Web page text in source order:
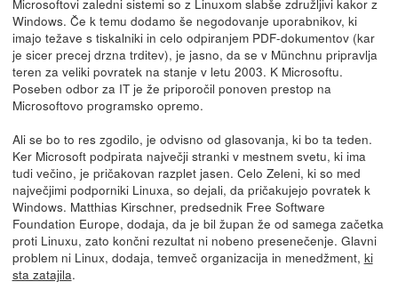
Microsoftovi zaledni sistemi so z Linuxom slabše združljivi kakor z
Windows. Če k temu dodamo še negodovanje uporabnikov, ki
imajo težave s tiskalniki in celo odpiranjem PDF-dokumentov (kar
je sicer precej drzna trditev), je jasno, da se v Münchnu pripravlja
teren za veliki povratek na stanje v letu 2003. K Microsoftu.
Poseben odbor za IT je že priporočil ponoven prestop na
Microsoftovo programsko opremo.
Ali se bo to res zgodilo, je odvisno od glasovanja, ki bo ta teden.
Ker Microsoft podpirata največji stranki v mestnem svetu, ki ima
tudi večino, je pričakovan razplet jasen. Celo Zeleni, ki so med
največjimi podporniki Linuxa, so dejali, da pričakujejo povratek k
Windows. Matthias Kirschner, predsednik Free Software
Foundation Europe, dodaja, da je bil župan že od samega začetka
proti Linuxu, zato končni rezultat ni nobeno presenečenje. Glavni
problem ni Linux, dodaja, temveč organizacija in menedžment, ki
sta zatajila.